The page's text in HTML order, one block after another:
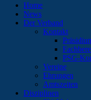
Home
News
Der Verband
Kontakt
PSG-
Vereine
Ehrungen
Amtszeiten
Disziplinen